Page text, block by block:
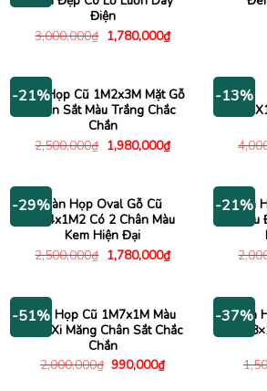
Điện
3,000,000₫ Giá
gốc
1,780,000₫Giá
hiện
1,780,000₫.
-21%
Bàn Họp Cũ 1M2x3M Mặt Gỗ
Chân Sắt Màu Trắng Chắc
Chắn
2,500,000₫ Giá
gốc
1,980,000₫Giá
hiện
1,980,000₫.
-13%
-29%Bàn Họp Oval Gỗ Cũ
2M4x1M2 Có 2 Chân Màu
Kem Hiện Đại
2,500,000₫ Giá
gốc
1,780,000₫Giá
hiện
1,780,000₫.
-21%
Bàn
-51%
Bàn Họp Cũ 1M7x1M Màu
Xám Xi Măng Chân Sắt Chắc
Chắn
2,000,000₫ Giá
990,000₫Giá
hiện
-37%
Bàn